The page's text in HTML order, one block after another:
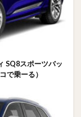
SQ8スポーツバッ
で乗ーる）